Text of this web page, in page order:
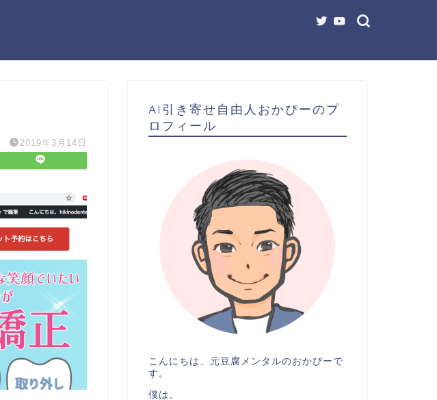
2019年3月14日
AI引き寄せ自由人おかぴーのプ
ロフィール
こんにちは、元豆腐メンタルのおかぴーで
す。
僕は、